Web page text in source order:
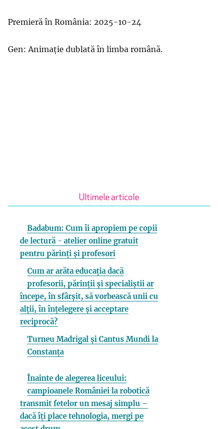
Premieră în România: 2025-10-24
Gen: Animație dublată în limba română.
Ultimele articole
Badabum: Cum îi apropiem pe copii
de lectură - atelier online gratuit
pentru părinți și profesori
Cum ar arăta educația dacă
profesorii, părinții și specialiștii ar
începe, în sfârșit, să vorbească unii cu
alții, în înțelegere și acceptare
reciprocă?
Turneu Madrigal și Cantus Mundi la
Constanța
Înainte de alegerea liceului:
campioanele României la robotică
transmit fetelor un mesaj simplu –
dacă îți place tehnologia, mergi pe